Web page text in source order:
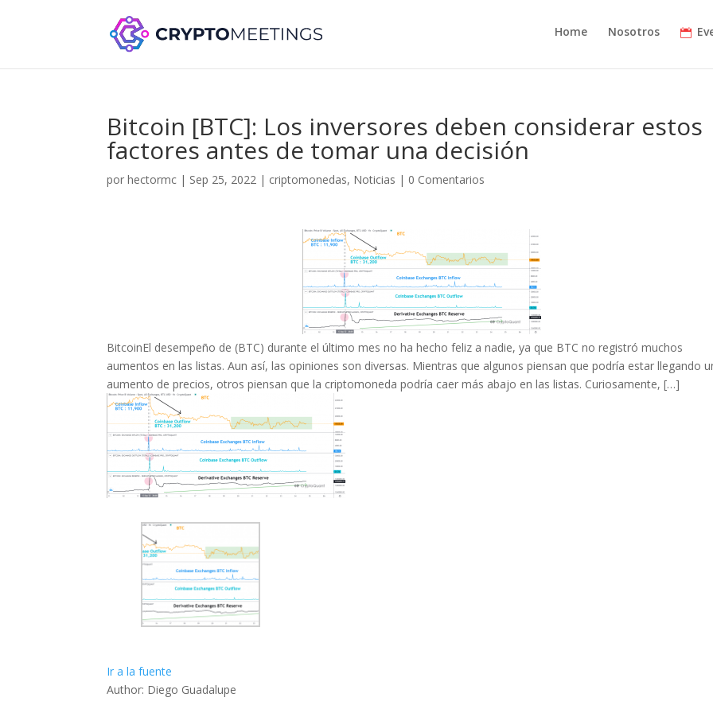
Home Nosotros
Bitcoin [BTC]: Los inversores deben considerar estos
factores antes de tomar una decisión
porhectormc | Sep 25, 2022 | criptomonedas, Noticias | 0 Comentarios
BitcoinEl desempeño de (BTC) durante el último mes no ha hecho feliz a nadie, ya que BTC no registró muchos
aumentos en las listas. Aun así, las opiniones son diversas. Mientras que algunos piensan que podría estar llegando
aumento de precios, otros piensan que la criptomoneda podría caer más abajo en las listas. Curiosamente, […]
Ir a la fuente
Author: Diego Guadalupe